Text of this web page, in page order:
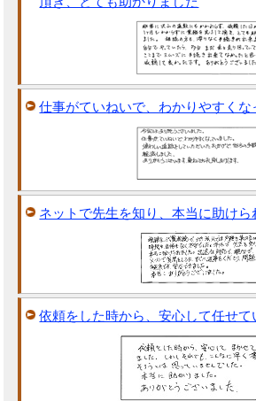
仕事がていねいで、わかりやすくな
ネットで先生を知り、本当に助けら
依頼をした時から、安心して任せて